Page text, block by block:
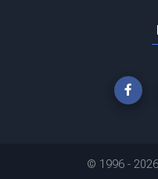
© 1996 - 2026